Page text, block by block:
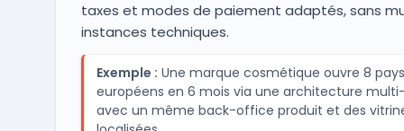
taxes et modes de paiement adaptés, sans
instances techniques.
Exemple : Une marque cosmétique ouvre 8 pays
européens en 6 mois via une architecture
avec un même back-office produit et des